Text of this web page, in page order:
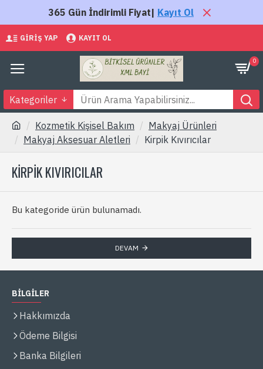
365 Gün İndirimli Fiyat| Kayıt Ol
GIRIŞ YAP KAYIT OL
0
Kategoriler
Kozmetik Kişisel Bakım
Makyaj Ürünleri
Makyaj Aksesuar Aletleri
Kirpik Kıvırıcılar
KIRPIK KIVIRICILAR
Bu kategoride ürün bulunamadı.
DEVAM
BİLGİLER
Hakkımızda
Ödeme Bilgisi
Banka Bilgileri